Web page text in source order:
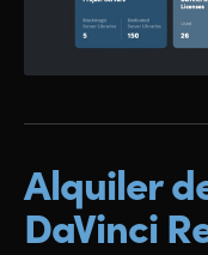
Alquiler
DaVinci